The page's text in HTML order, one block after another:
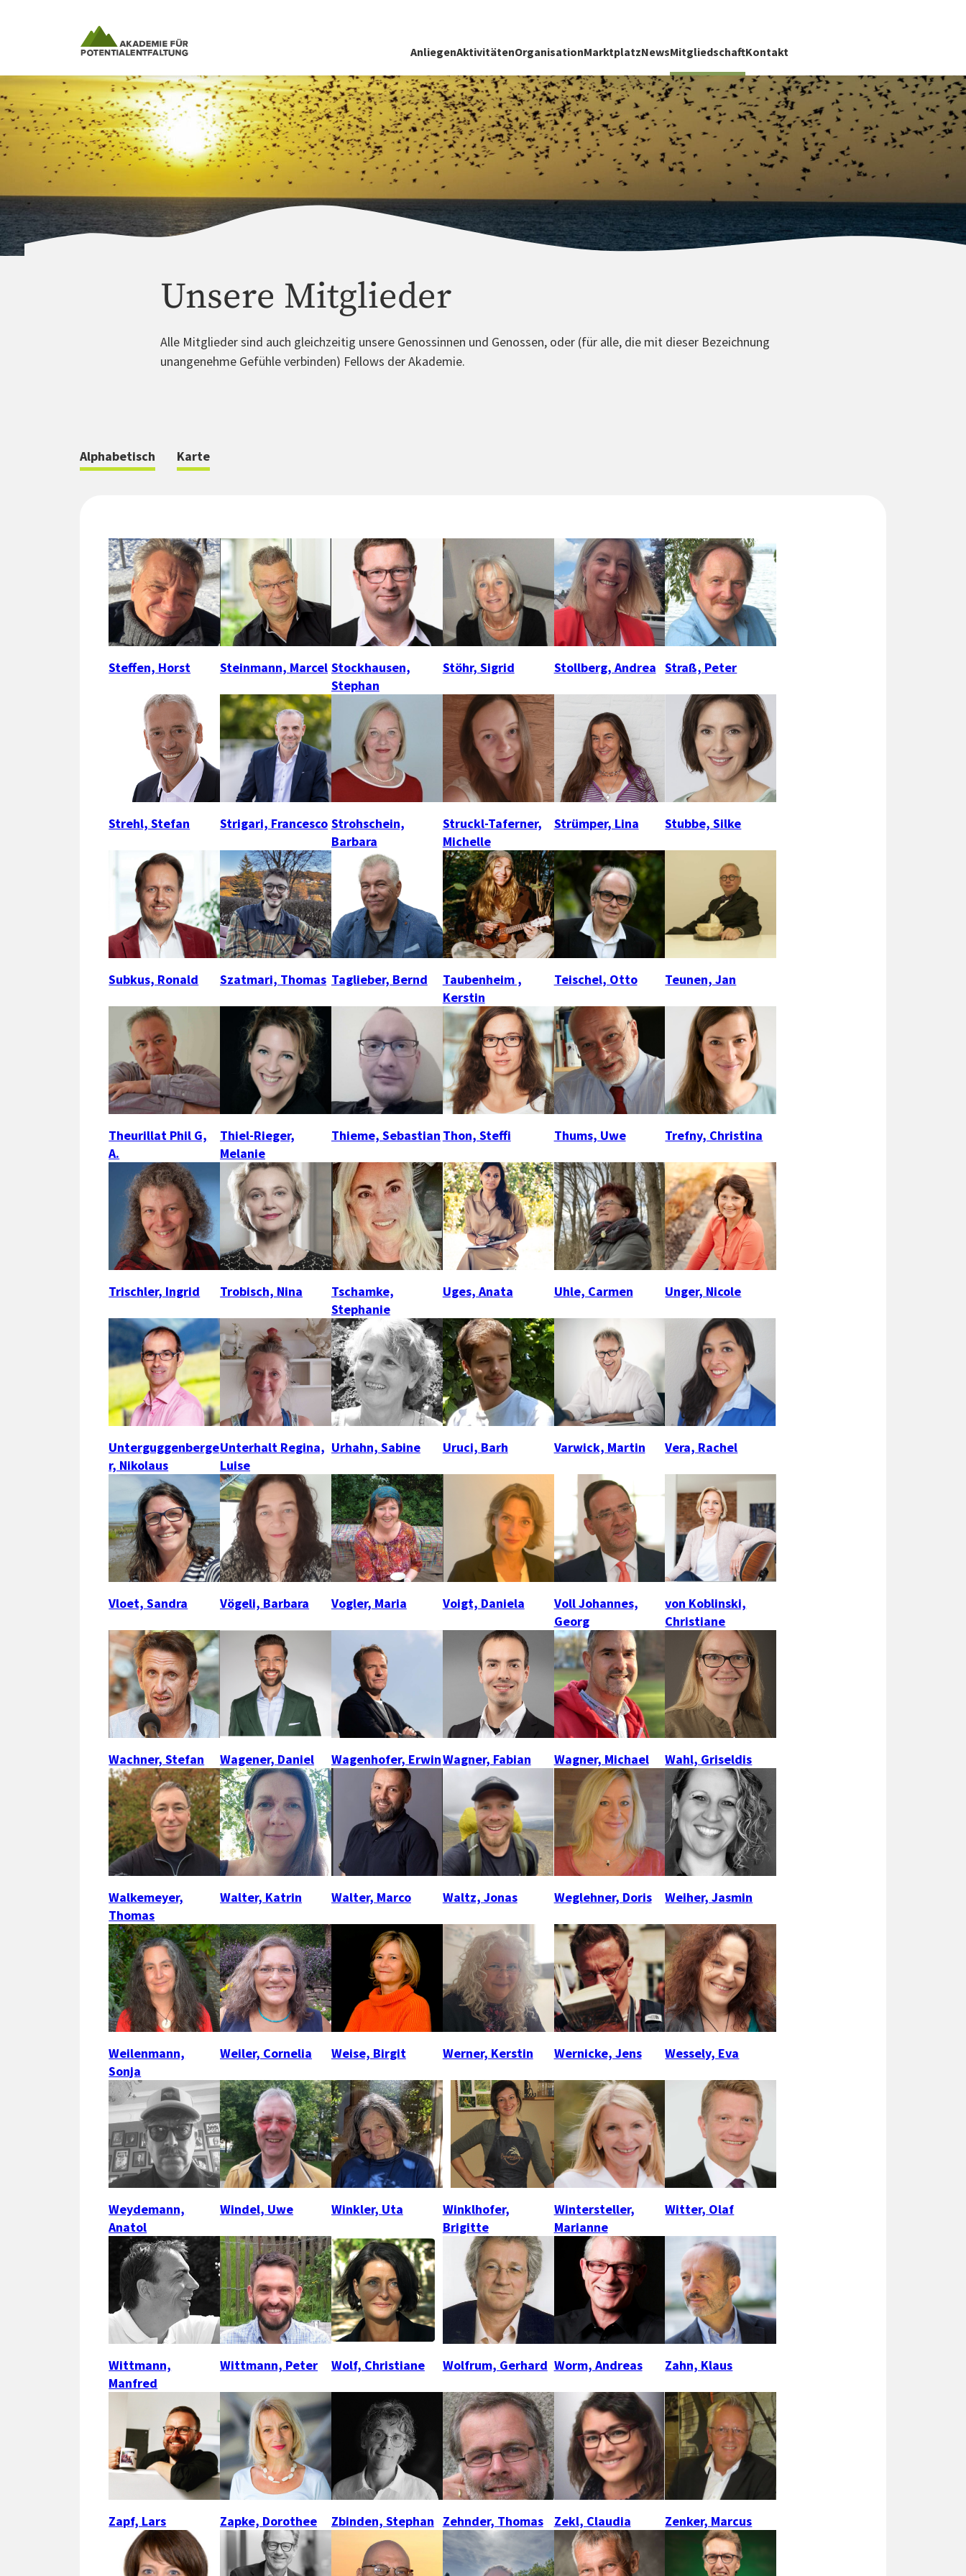
AnliegenAktivitätenOrganisationMarktplatzNewsMitgliedschaftKontakt
Unsere Mitglieder
Alle Mitglieder sind auch gleichzeitig unsere Genossinnen und Genossen, oder (für alle, die mit dieser Bezeichnung
unangenehme Gefühle verbinden) Fellows der Akademie.
Alphabetisch Karte
Steffen, Horst Steinmann, Marcel Stockhausen,
Stephan
Stöhr, Sigrid Stollberg, Andrea Straß, Peter
Strehl, Stefan Strigari, Francesco Strohschein,
Barbara
Struckl-Taferner,
Michelle
Strümper, Lina Stubbe, Silke
Subkus, Ronald Szatmari, Thomas Taglieber, Bernd
Taubenheim ,
Kerstin
Teischel, Otto Teunen, Jan
Theurillat Phil G,
A.
Thiel-Rieger,
Melanie
Thieme, Sebastian Thon, Steffi Thums, Uwe Trefny, Christina
Trischler, Ingrid Trobisch, Nina
Tschamke,
Stephanie
Uges, Anata Uhle, Carmen Unger, Nicole
Unterguggenberge
r, Nikolaus
Unterhalt Regina,
Luise
Urhahn, Sabine Uruci, Barh Varwick, Martin Vera, Rachel
Vloet, Sandra Vögeli, Barbara Vogler, Maria Voigt, Daniela
Voll Johannes,
Georg
von Koblinski,
Christiane
Wachner, Stefan Wagener, Daniel Wagenhofer, ErwinWagner, Fabian Wagner, Michael Wahl, Griseldis
Walkemeyer,
Thomas
Walter, Katrin Walter, Marco Waltz, Jonas Weglehner, Doris Weiher, Jasmin
Weilenmann,
Sonja
Weiler, Cornelia Weise, Birgit Werner, Kerstin Wernicke, Jens Wessely, Eva
Weydemann,
Anatol
Windel, Uwe Winkler, Uta
Winklhofer,
Brigitte
Wintersteller,
Marianne
Witter, Olaf
Wittmann,
Manfred
Wittmann, Peter Wolf, Christiane Wolfrum, Gerhard Worm, Andreas Zahn, Klaus
Zapf, Lars Zapke, Dorothee Zbinden, Stephan Zehnder, Thomas Zekl, Claudia Zenker, Marcus